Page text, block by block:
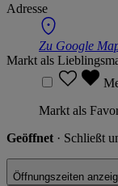
Adresse
Zu Google
Markt als
Markt als
Geöffnet · Schließt
Öffnungszeiten